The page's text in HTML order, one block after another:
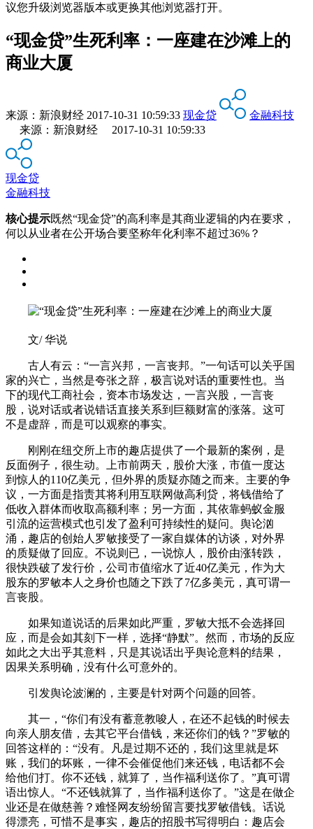
议您升级浏览器版本或更换其他浏览器打开。
“现金贷”生死利率：一座建在沙滩上的
商业大厦
来源： 新浪财经 2017-10-31 10:59:33 现金贷
金融科技
来源：新浪财经 2017-10-31 10:59:33
现金贷
金融科技
核心提示既然“现金贷”的高利率是其商业逻辑的内在要求，
何以从业者在公开场合要坚称年化利率不超过36%？
文/ 华说
古人有云：“一言兴邦，一言丧邦。”一句话可以关乎国
家的兴亡，当然是夸张之辞，极言说对话的重要性也。当
下的现代工商社会，资本市场发达，一言兴股，一言丧
股，说对话或者说错话直接关系到巨额财富的涨落。这可
不是虚辞，而是可以观察的事实。
刚刚在纽交所上市的趣店提供了一个最新的案例，是
反面例子，很生动。上市前两天，股价大涨，市值一度达
到惊人的110亿美元，但外界的质疑亦随之而来。主要的争
议，一方面是指责其将利用互联网做高利贷，将钱借给了
低收入群体而收取高额利率；另一方面，其依靠蚂蚁金服
引流的运营模式也引发了盈利可持续性的疑问。舆论汹
涌，趣店的创始人罗敏接受了一家自媒体的访谈，对外界
的质疑做了回应。不说则已，一说惊人，股价由涨转跌，
很快跌破了发行价，公司市值缩水了近40亿美元，作为大
股东的罗敏本人之身价也随之下跌了7亿多美元，真可谓一
言丧股。
如果知道说话的后果如此严重，罗敏大抵不会选择回
应，而是会如其刻下一样，选择“静默”。然而，市场的反应
如此之大出乎其意料，只是其说话出乎舆论意料的结果，
因果关系明确，没有什么可意外的。
引发舆论波澜的，主要是针对两个问题的回答。
其一，“你们有没有蓄意教唆人，在还不起钱的时候去
向亲人朋友借，去其它平台借钱，来还你们的钱？”罗敏的
回答这样的：“没有。凡是过期不还的，我们这里就是坏
账，我们的坏账，一律不会催促他们来还钱，电话都不会
给他们打。你不还钱，就算了，当作福利送你了。”真可谓
语出惊人。“不还钱就算了，当作福利送你了。”这是在做企
业还是在做慈善？难怪网友纷纷留言要找罗敏借钱。话说
得漂亮，可惜不是事实，趣店的招股书写得明白：趣店会